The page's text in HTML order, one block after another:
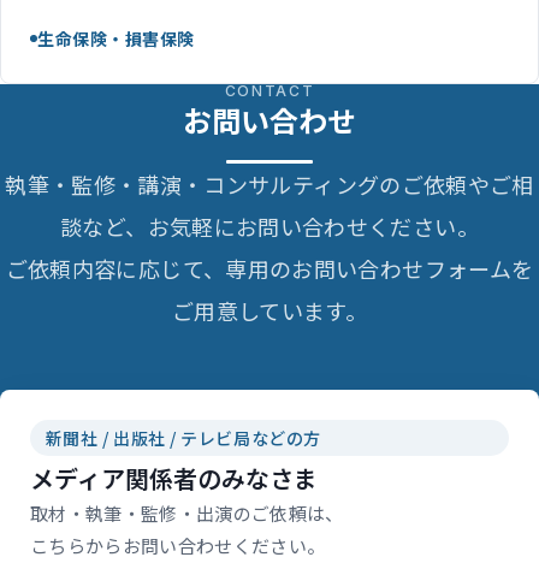
生命保険・損害保険
CONTACT
お問い合わせ
執筆・監修・講演・コンサルティングのご依頼やご相
談など、お気軽にお問い合わせください。
ご依頼内容に応じて、専用のお問い合わせフォームを
ご用意しています。
新聞社 / 出版社 / テレビ局などの方
メディア関係者のみなさま
取材・執筆・監修・出演のご依頼は、
こちらからお問い合わせください。